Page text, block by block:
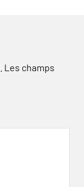
Les champs